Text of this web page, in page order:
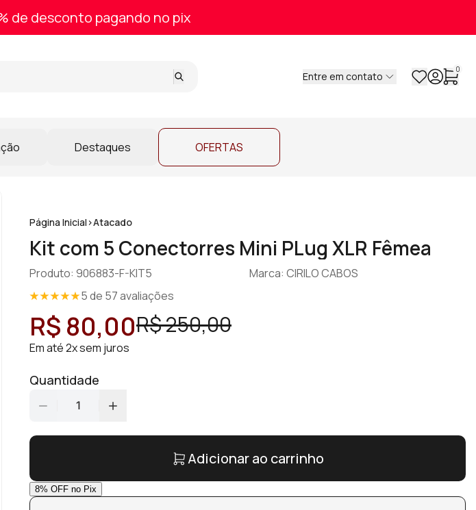
de desconto pagando no pix
Entre em contato
0
Destaques OFERTAS
Página Inicial>Atacado
Kit com 5 Conectorres Mini PLug XLR Fêmea
Produto: 906883-F-KIT5
Marca: CIRILO CABOS
5 de 57 avaliações
R$ 80,00R$ 250,00
Em até 2x sem juros
Quantidade
1
Adicionar ao carrinho